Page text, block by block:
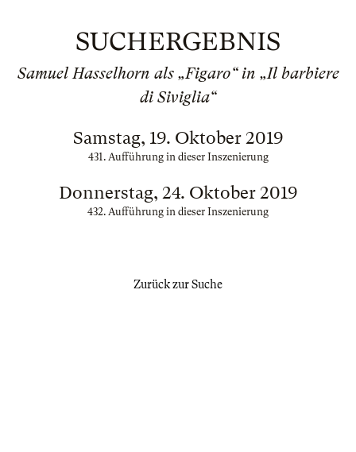
SUCHERGEBNIS
Samuel Hasselhorn als „Figaro“ in „Il barbiere
di Siviglia“
Samstag, 19. Oktober 2019
431. Aufführung in dieser Inszenierung
Donnerstag, 24. Oktober 2019
432. Aufführung in dieser Inszenierung
Zurück zur Suche